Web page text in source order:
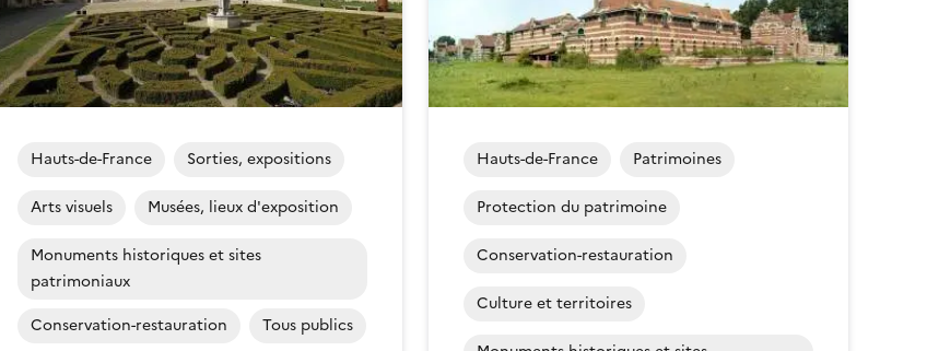
Hauts-de-France Sorties, expositions
Arts visuels Musées, lieux d'exposition
Monuments historiques et sites
patrimoniaux
Conservation-restauration
Tous publics
Hauts-de-France Patrimoines
Protection du patrimoine
Conservation-restauration
Culture et territoires